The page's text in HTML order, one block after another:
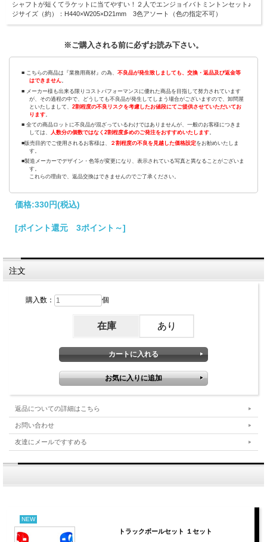
シャフトが短くてラケットに当てやすい！２人でエンジョイバトミントンセット♪
ジサイズ（約）：H440×W205×D21mm 3色アソート（色の指定不可）
※ご購入される前に必ずお読み下さい。
■ こちらの商品は『業務用商材』の為、 不良品が発生致しましても、交換・返品及び返金等
はできません。
■ メーカー様も出来る限りコストパフォーマンスに優れた商品を目指して努力されています
が、その過程の中で、どうしても不良品が発生してしまう場合がございますので、卸問屋
といたしまして、2割程度の不良リスクを考慮したお値段にてご提供させていただいてお
ります
■ 全ての商品ロットに不良品が混ざっているわけではありませんが、一般のお客様につきま
しては、 人数分の個数ではなく2割程度多めのご発注をおすすめいたします。
■販売目的でご使用されるお客様は、
２割程度の不良を見越した価格設定をお勧めいたしま
す。
■製造メーカーでデザイン・色等が変更になり、表示されている写真と異なることがございま
す。
これらの理由で、返品交換はできませんのでご了承ください。
価格:330円(税込)
[ポイント還元 3ポイント～]
注文
購入数： 個
在庫 あり
返品についての詳細はこちら
お問い合わせ
友達にメールですすめる
NEW
トラックボールセット １セット